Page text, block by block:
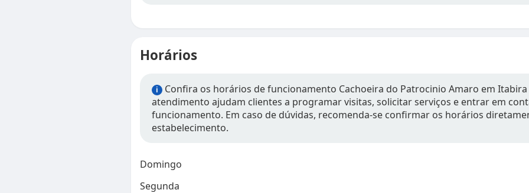
Horários
i
Confira os horários de funcionamento Cachoeira do Patrocinio Amaro em
atendimento ajudam clientes a programar visitas, solicitar serviços e entrar em
funcionamento. Em caso de dúvidas, recomenda-se confirmar os horários
estabelecimento.
Domingo
Segunda